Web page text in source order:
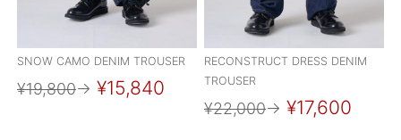
SNOW CAMO DENIM TROUSER
¥19,800→ ¥15,840
RECONSTRUCT DRESS DENIM
TROUSER
¥22,000→ ¥17,600